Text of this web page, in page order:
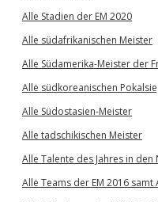
Alle Stadien der EM 2020
Alle südafrikanischen Meister
Alle Südamerika-Meister der
Alle südkoreanischen
Alle Südostasien-Meister
Alle tadschikischen Meister
Alle Talente des Jahres in
Alle Teams der EM 2016 samt